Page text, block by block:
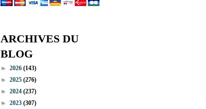
ARCHIVES DU
BLOG
► 2026 (143)
► 2025 (276)
► 2024 (237)
► 2023 (307)